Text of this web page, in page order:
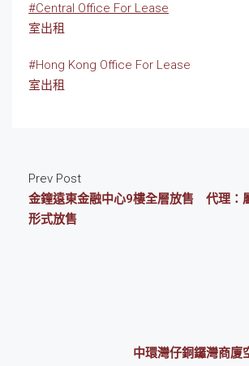
#Central Office For Lease
室出租
#Hong Kong Office For Lease
室出租
Prev Post
金鐘遠東金融中心9樓全層放售 代理：
形式放售
中環灣仔銅鑼灣商廈